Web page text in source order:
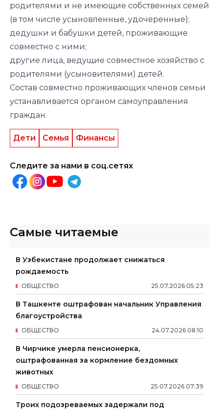
родителями и не имеющие собственных семей
(в том числе усыновленные, удочеренные);
дедушки и бабушки детей, проживающие
совместно с ними;
другие лица, ведущие совместное хозяйство с
родителями (усыновителями) детей.
Состав совместно проживающих членов семьи
устанавливается органом самоуправления
граждан.
Дети Семья Финансы
Следите за нами в соц.сетях
Самые читаемые
В Узбекистане продолжает снижаться
рождаемость
25.07.2026 05:23
ОБЩЕСТВО
В Ташкенте оштрафован начальник Управления
благоустройства
24.07.2026 08:10
ОБЩЕСТВО
В Чирчике умерла пенсионерка,
оштрафованная за кормление бездомных
животных
25.07.2026 07:39
ОБЩЕСТВО
Троих подозреваемых задержали под